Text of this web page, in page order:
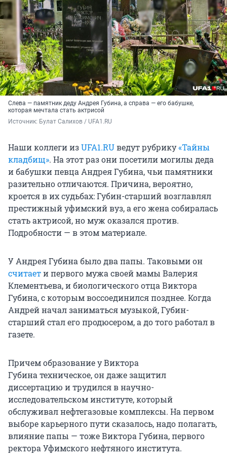
Слева — памятник деду Андрея Губина, а справа — его бабушке,
которая мечтала стать актрисой
Источник: Булат Салихов / UFA1.RU
Наши коллеги изUFA1.RUведут рубрику«Тайны
кладбищ». На этот раз они посетили могилы деда
и бабушки певца Андрея Губина, чьи памятники
разительно отличаются. Причина, вероятно,
кроется в их судьбах: Губин-старший возглавлял
престижный уфимский вуз, а его жена собиралась
стать актрисой, но муж оказался против.
Подробности — в этом материале.
У Андрея Губина было два папы. Таковыми он
считаети первого мужа своей мамы Валерия
Клементьева, и биологического отца Виктора
Губина, с которым воссоединился позднее. Когда
Андрей начал заниматься музыкой, Губин-
старший стал его продюсером, а до того работал в
газете.
Причем образование у Виктора
Губина техническое, он даже защитил
диссертацию и трудился в научно-
исследовательском институте, который
обслуживал нефтегазовые комплексы. На первом
выборе карьерного пути сказалось, надо полагать,
влияние папы — тоже Виктора Губина, первого
ректора Уфимского нефтяного института.